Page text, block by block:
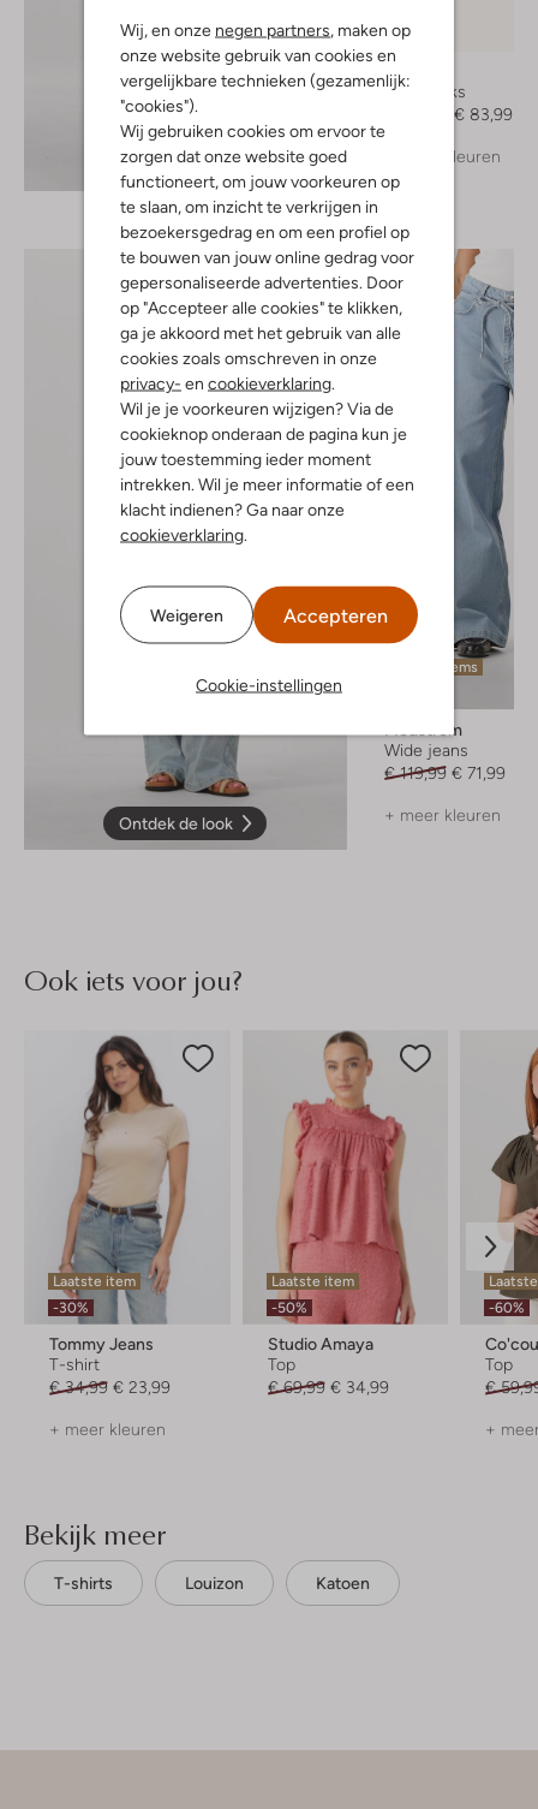
Wij, en onze negen partners, maken op
onze website gebruik van cookies en
vergelijkbare technieken (gezamenlijk:
"cookies").
Wij gebruiken cookies om ervoor te
zorgen dat onze website goed
functioneert, om jouw voorkeuren op
te slaan, om inzicht te verkrijgen in
bezoekersgedrag en om een profiel op
te bouwen van jouw online gedrag voor
gepersonaliseerde advertenties. Door
op "Accepteer alle cookies" te klikken,
ga je akkoord met het gebruik van alle
cookies zoals omschreven in onze
privacy- en cookieverklaring.
Wil je je voorkeuren wijzigen? Via de
cookieknop onderaan de pagina kun je
jouw toestemming ieder moment
intrekken. Wil je meer informatie of een
klacht indienen? Ga naar onze
cookieverklaring.
Weigeren Accepteren
Cookie-instellingen
Ontdek de look
-40%
Notre-V
Slingbacks
€ 83,99
+ meer kleuren
Ontdek de look
Laatste items
Modström
Wide jeans
€ 119,99 € 71,99
+ meer kleuren
Ook iets voor jou?
Laatste item
-30%
Tommy Jeans
T-shirt
€ 34,99 € 23,99
+ meer kleuren
Laatste item
-50%
Studio Amaya
Top
€ 69,99 € 34,99
-60%
Top
€
+
Bekijk meer
T-shirts Louizon Katoen